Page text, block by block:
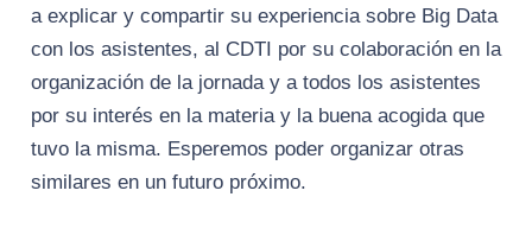
a explicar y compartir su experiencia sobre Big Data
con los asistentes, al CDTI por su colaboración en la
organización de la jornada y a todos los asistentes
por su interés en la materia y la buena acogida que
tuvo la misma. Esperemos poder organizar otras
similares en un futuro próximo.